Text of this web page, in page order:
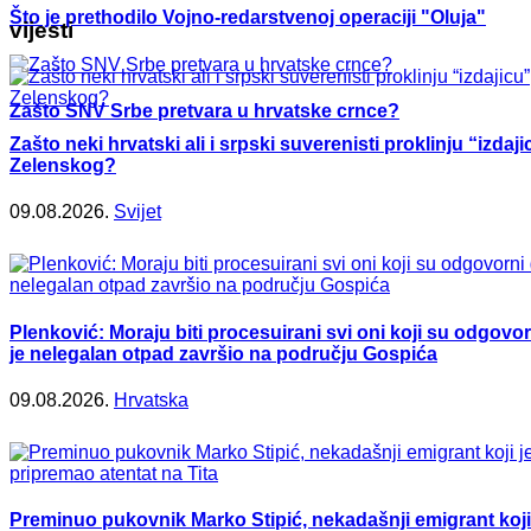
Što je prethodilo Vojno-redarstvenoj operaciji "Oluja"
Zašto SNV Srbe pretvara u hrvatske crnce?
vijesti
Zašto neki hrvatski ali i srpski suverenisti proklinju
Zelenskog?
09.08.2026. Svijet
Plenković: Moraju biti procesuirani svi oni koji su
je nelegalan otpad završio na području Gospića
09.08.2026. Hrvatska
Preminuo pukovnik Marko Stipić, nekadašnji emigrant